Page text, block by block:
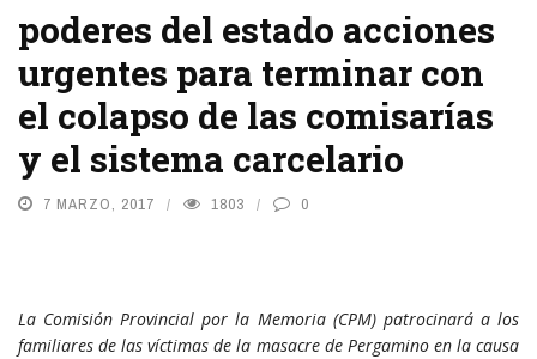
poderes del estado acciones
urgentes para terminar con
el colapso de las comisarías
y el sistema carcelario
7 MARZO, 2017 1803 0
La Comisión Provincial por la Memoria (CPM) patrocinará a los
familiares de las víctimas de la masacre de Pergamino en la causa